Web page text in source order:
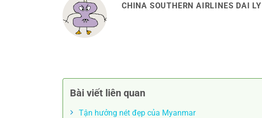
CHINA SOUTHERN AIRLINES DAI LY
Bài viết liên quan
Tận hưởng nét đẹp của Myanmar